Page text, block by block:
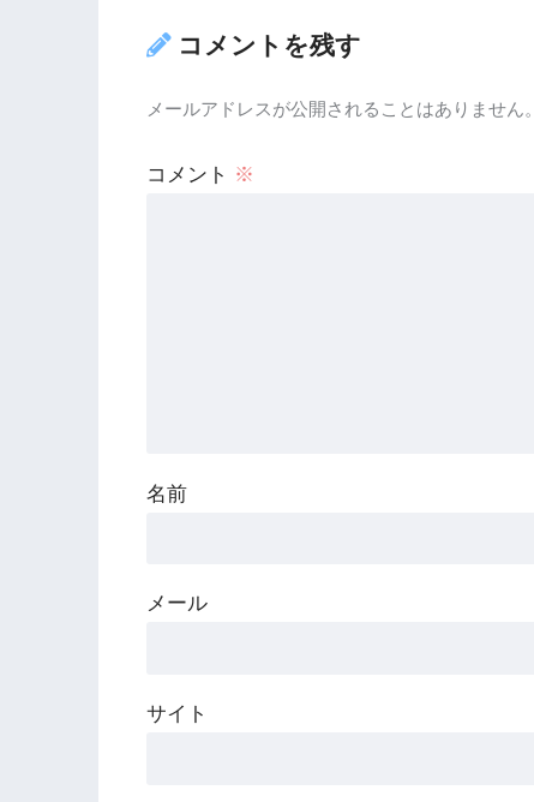
コメントを残す
メールアドレスが公開されることはありません。
コメント ※
名前
メール
サイト